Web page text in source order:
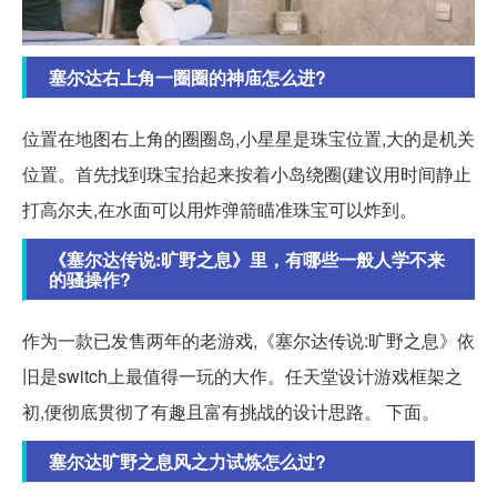
塞尔达右上角一圈圈的神庙怎么进?
位置在地图右上角的圈圈岛,小星星是珠宝位置,大的是机关
位置。首先找到珠宝抬起来按着小岛绕圈(建议用时间静止
打高尔夫,在水面可以用炸弹箭瞄准珠宝可以炸到。
《塞尔达传说:旷野之息》里，有哪些一般人学不来
的骚操作?
作为一款已发售两年的老游戏,《塞尔达传说:旷野之息》依
旧是switch上最值得一玩的大作。任天堂设计游戏框架之
初,便彻底贯彻了有趣且富有挑战的设计思路。 下面。
塞尔达旷野之息风之力试炼怎么过?